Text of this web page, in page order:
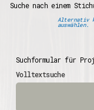
Suche nach einem
Alternativ
auswählen.
Suchformular für
Volltextsuche